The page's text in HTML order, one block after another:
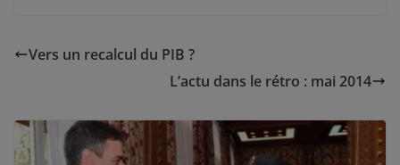
Vers un recalcul du PIB ?
L’actu dans le rétro : mai 2014